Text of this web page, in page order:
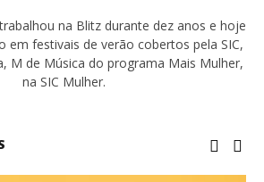
na Blitz durante dez anos e hoje
em festivais de verão cobertos pela SIC,
M de Música do programa Mais Mulher,
na SIC Mulher.